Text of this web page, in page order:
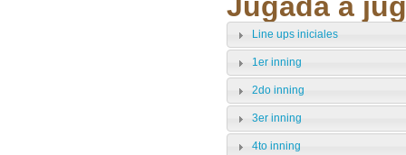
Line ups iniciales
1er inning
2do inning
3er inning
4to inning